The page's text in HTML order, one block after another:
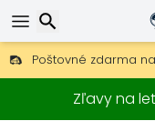
Poštovné zdarma
30 dní na vrátenie,
Najlepšie ceny na
Zľavy na
Hľadať